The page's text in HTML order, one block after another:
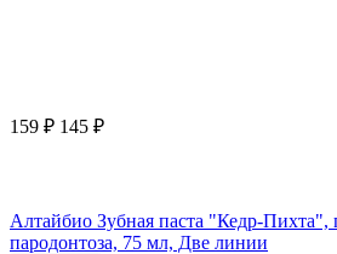
159 ₽ 145 ₽
Алтайбио Зубная паста "Кедр-Пихта",
пародонтоза, 75 мл, Две линии